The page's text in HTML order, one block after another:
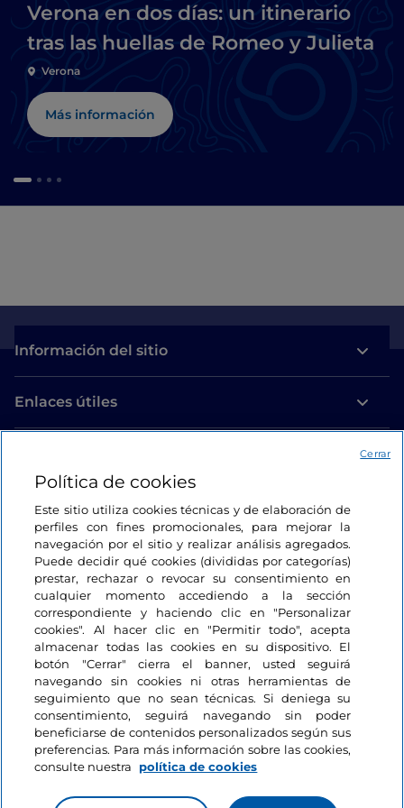
Verona en dos días: un itinerario
tras las huellas de Romeo y Julieta
Verona
Más información
Información del sitio
Enlaces útiles
Estamos en contacto
Política de cookies
Este sitio utiliza cookies técnicas y de elaboración de
perfiles con fines promocionales, para mejorar la
navegación por el sitio y realizar análisis agregados.
Puede decidir qué cookies (divididas por categorías)
prestar, rechazar o revocar su consentimiento en
cualquier momento accediendo a la sección
correspondiente y haciendo clic en "Personalizar
cookies". Al hacer clic en "Permitir todo", acepta
almacenar todas las cookies en su dispositivo. El
botón "Cerrar" cierra el banner, usted seguirá
navegando sin cookies ni otras herramientas de
seguimiento que no sean técnicas. Si deniega su
consentimiento, seguirá navegando sin poder
beneficiarse de contenidos personalizados según sus
preferencias. Para más información sobre las cookies,
consulte nuestra
política de cookies
Cerrar